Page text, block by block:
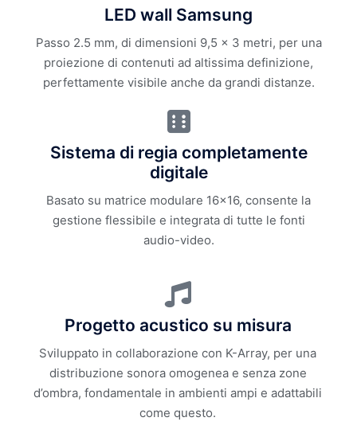
LED wall Samsung
Passo 2.5 mm, di dimensioni 9,5 x 3 metri, per una
proiezione di contenuti ad altissima definizione,
perfettamente visibile anche da grandi distanze.
Sistema di regia completamente
digitale
Basato su matrice modulare 16x16, consente la
gestione flessibile e integrata di tutte le fonti
audio-video.
Progetto acustico su misura
Sviluppato in collaborazione con K-Array, per una
distribuzione sonora omogenea e senza zone
d’ombra, fondamentale in ambienti ampi e adattabili
come questo.